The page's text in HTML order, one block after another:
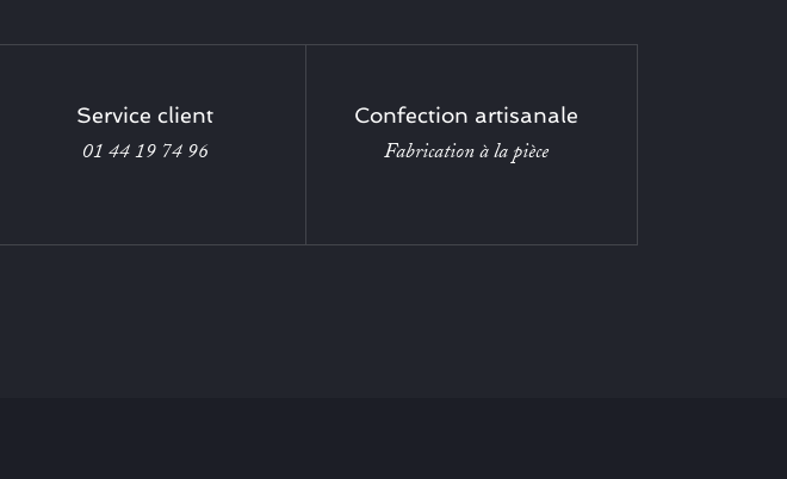
Service client
01 44 19 74 96
Confection artisanale
Fabrication à la pièce